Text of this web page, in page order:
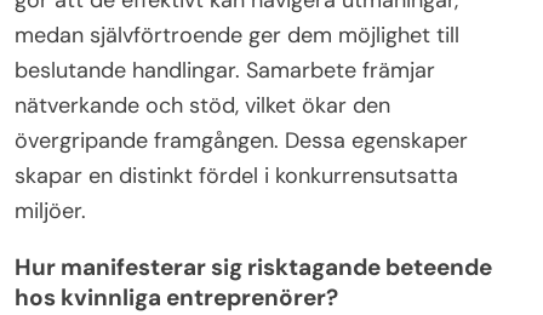
medan självförtroende ger dem möjlighet till
beslutande handlingar. Samarbete främjar
nätverkande och stöd, vilket ökar den
övergripande framgången. Dessa egenskaper
skapar en distinkt fördel i konkurrensutsatta
miljöer.
Hur manifesterar sig risktagande beteende
hos kvinnliga entreprenörer?